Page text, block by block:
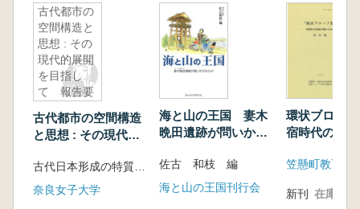
古代都市の
空間構造と
思想 : その
現代的展開
を目指し
て 報告要
古代都市の空間構造
と思想 : その現代的
告要旨集
古代日本形成の特質解明の研究教育拠点 編
奈良女子大学
海と山の王国 妻木
晩田遺跡が問いかけ
佐古 和枝 編
海と山の王国刊行会
環状ブロッ
宿時代の集
新刊 在庫なし